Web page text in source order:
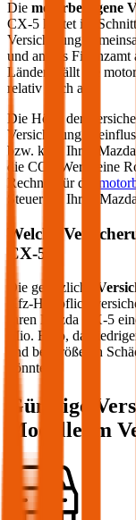
Die motorbezogene
CX-5 kostet im Schnitt
Versicherung
und an das
Ländern fällt die
relativ hoch aus.
Die Höhe der
Versicherung
bzw. kW) Ihres
Mazda
die CO2-Werte eine
Rechner für die
Steuer für Ihren Mazda
Welche
CX-5
Die gesetzliche
Kfz-
Ihren Mazda CX-5
Mio. Euro, da
und bei größeren
könnte.
Günstige
Modelle im